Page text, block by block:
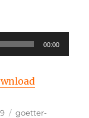
00:00
Kategorien
goetter-